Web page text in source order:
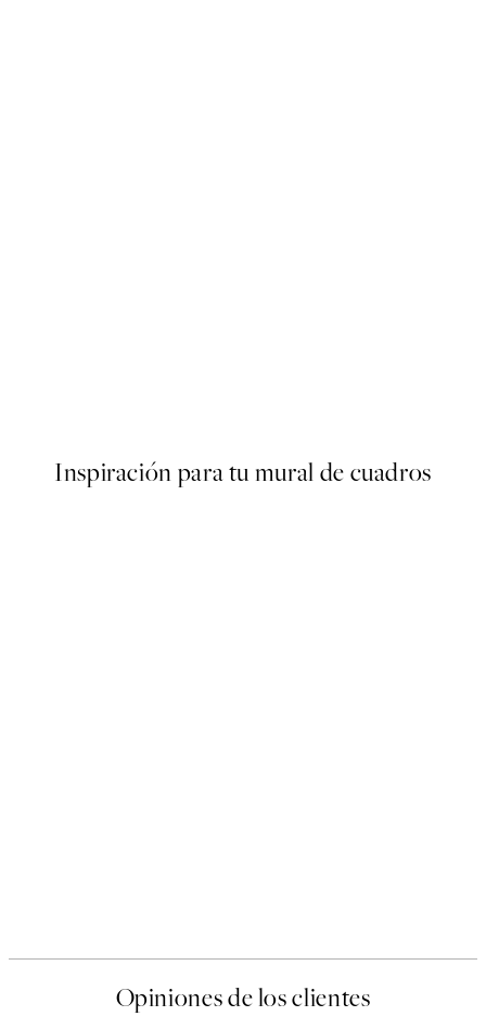
Inspiración para tu mural de cuadros
Opiniones de los clientes